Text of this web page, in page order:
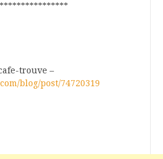
trouve –
blog/post/74720319